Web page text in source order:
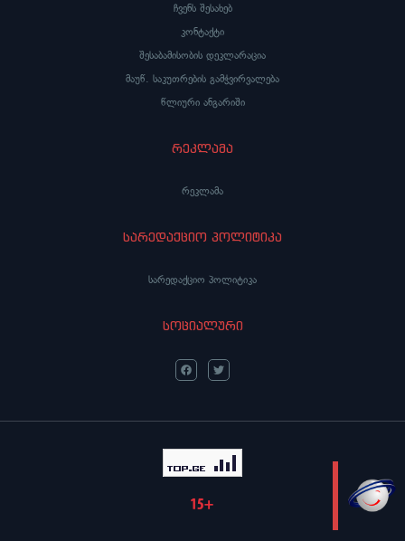
LIVE
ჩვენს შესახებ
კონტაქტი
შესაბამისობის დეკლარაცია
მაუწ. საკუთრების გამჭვირვალება
წლიური ანგარიში
რეკლამა
რეკლამა
სარედაქციო პოლიტიკა
სარედაქციო პოლიტიკა
სოციალური